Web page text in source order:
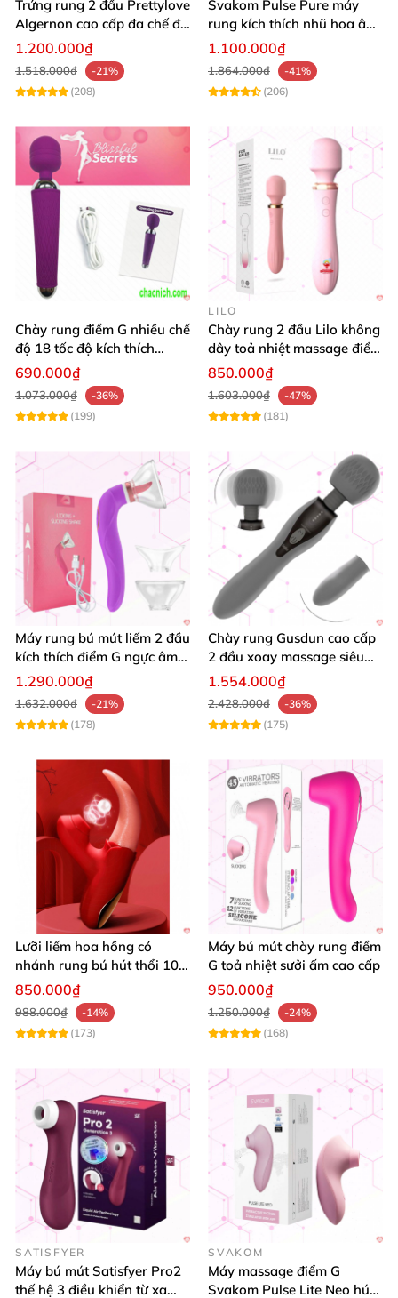
Trứng rung 2 đầu Prettylove
Algernon cao cấp đa chế độ
kích thích
1.200.000₫
1.518.000₫
-21%
(208)
Svakom Pulse Pure máy
rung kích thích nhũ hoa âm
vật công nghệ sóng âm
1.100.000₫
1.864.000₫
-41%
(206)
Chày rung điểm G nhiều chế
độ 18 tốc độ kích thích
mạnh mẽ Wand Powerful
690.000₫
1.073.000₫
-36%
(199)
LILO
Chày rung 2 đầu Lilo không
dây toả nhiệt massage điểm
G siêu mạnh
850.000₫
1.603.000₫
-47%
(181)
Máy rung bú mút liếm 2 đầu
kích thích điểm G ngực âm
đạo đa chế độ
1.290.000₫
1.632.000₫
-21%
(178)
Chày rung Gusdun cao cấp
2 đầu xoay massage siêu
mạnh cho nữ
1.554.000₫
2.428.000₫
-36%
(175)
Lưỡi liếm hoa hồng có
nhánh rung bú hút thổi 10
chế độ
850.000₫
988.000₫
-14%
(173)
Máy bú mút chày rung điểm
G toả nhiệt sưởi ấm cao cấp
950.000₫
1.250.000₫
-24%
(168)
SATISFYER
Máy bú mút Satisfyer Pro2
thế hệ 3 điều khiển từ xa
SVAKOM
Máy massage điểm G
Svakom Pulse Lite Neo hút